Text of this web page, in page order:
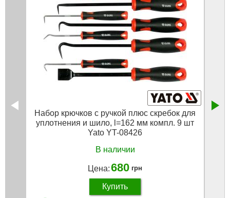
Набор крючков с ручкой плюс скребок для
уплотнения и шило, l=162 мм компл. 9 шт
Yato YT-08426
В наличии
Цена:680 грн
Купить